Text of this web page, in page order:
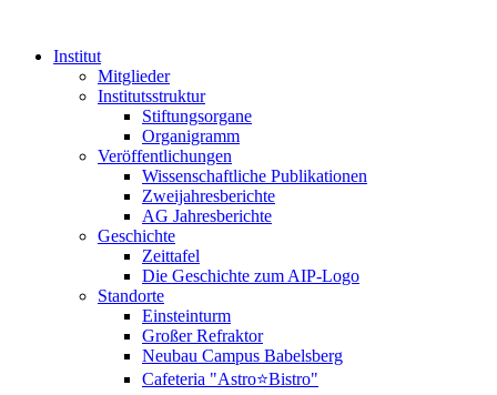
Institut
Mitglieder
Institutsstruktur
Stiftungsorgane
Organigramm
Veröffentlichungen
Wissenschaftliche Publikationen
Zweijahresberichte
AG Jahresberichte
Geschichte
Zeittafel
Die Geschichte zum AIP-Logo
Standorte
Einsteinturm
Großer Refraktor
Neubau Campus Babelsberg
Cafeteria "Astro⭐Bistro"